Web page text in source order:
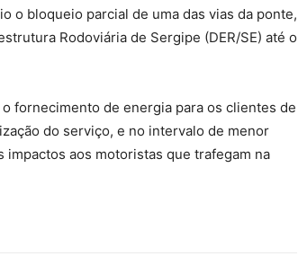
o bloqueio parcial de uma das vias da ponte,
Rodoviária de Sergipe (DER/SE) até o
fornecimento de energia para os clientes de
do serviço, e no intervalo de menor
aos motoristas que trafegam na